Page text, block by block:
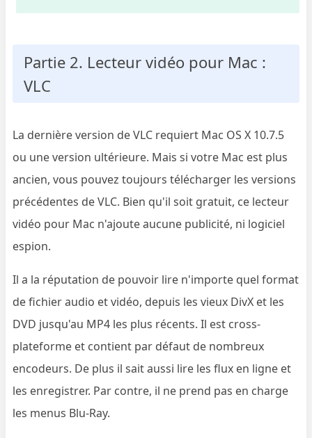
Partie 2. Lecteur vidéo pour Mac :
VLC
La dernière version de VLC requiert Mac OS X 10.7.5
ou une version ultérieure. Mais si votre Mac est plus
ancien, vous pouvez toujours télécharger les versions
précédentes de VLC. Bien qu'il soit gratuit, ce lecteur
vidéo pour Mac n'ajoute aucune publicité, ni logiciel
espion.
Il a la réputation de pouvoir lire n'importe quel format
de fichier audio et vidéo, depuis les vieux DivX et les
DVD jusqu'au MP4 les plus récents. Il est cross-
plateforme et contient par défaut de nombreux
encodeurs. De plus il sait aussi lire les flux en ligne et
les enregistrer. Par contre, il ne prend pas en charge
les menus Blu-Ray.